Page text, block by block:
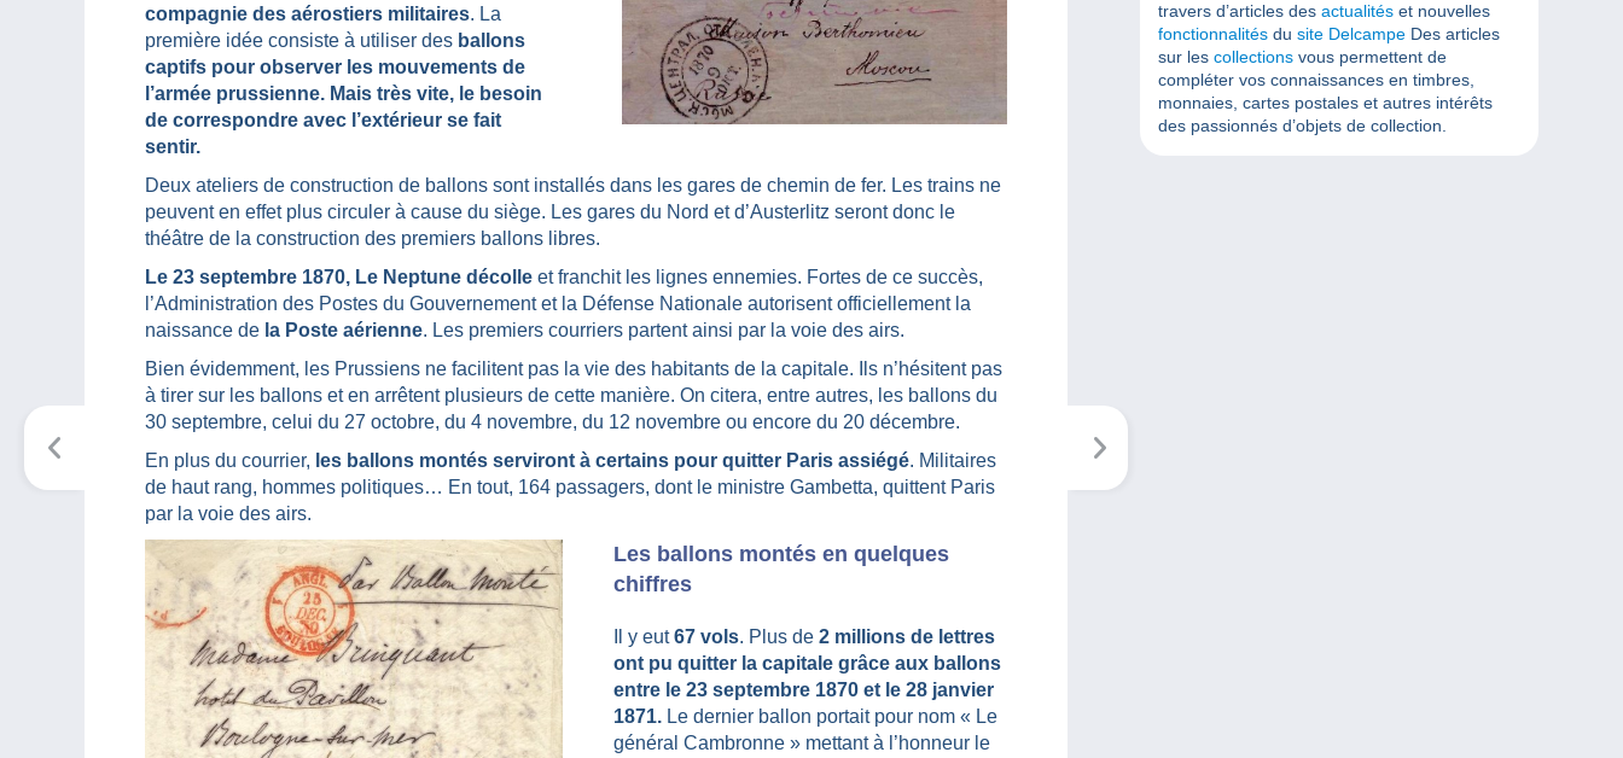
compagnie des aérostiers militaires. La
première idée consiste à utiliser des ballons
captifs pour observer les mouvements de
l’armée prussienne. Mais très vite, le besoin
de correspondre avec l’extérieur se fait
sentir.
Deux ateliers de construction de ballons sont installés dans les gares de chemin de fer. Les trains ne
peuvent en effet plus circuler à cause du siège. Les gares du Nord et d’Austerlitz seront donc le
théâtre de la construction des premiers ballons libres.
Le 23 septembre 1870, Le Neptune décolle et franchit les lignes ennemies. Fortes de ce succès,
l’Administration des Postes du Gouvernement et la Défense Nationale autorisent officiellement la
naissance de la Poste aérienne. Les premiers courriers partent ainsi par la voie des airs.
Bien évidemment, les Prussiens ne facilitent pas la vie des habitants de la capitale. Ils n’hésitent pas
à tirer sur les ballons et en arrêtent plusieurs de cette manière. On citera, entre autres, les ballons du
30 septembre, celui du 27 octobre, du 4 novembre, du 12 novembre ou encore du 20 décembre.
En plus du courrier, les ballons montés serviront à certains pour quitter Paris assiégé. Militaires
de haut rang, hommes politiques… En tout, 164 passagers, dont le ministre Gambetta, quittent Paris
par la voie des airs.
Les ballons montés en quelques
chiffres
Il y eut67 vols. Plus de 2 millions de lettres
ont pu quitter la capitale grâce aux ballons
entre le 23 septembre 1870 et le 28 janvier
1871. Le dernier ballon portait pour nom « Le
général Cambronne » mettant à l’honneur le
travers d’articles des actualités et nouvelles
fonctionnalités du site Delcampe Des articles
sur les collections vous permettent de
compléter vos connaissances en timbres,
monnaies, cartes postales et autres intérêts
des passionnés d’objets de collection.